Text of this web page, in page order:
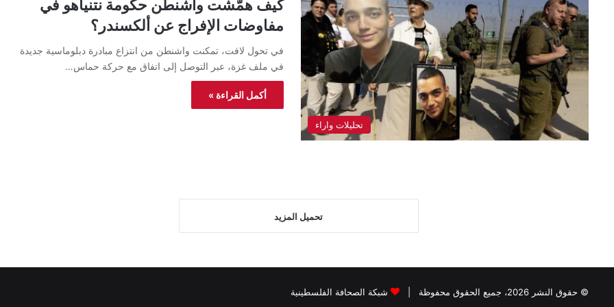
تحليلات واراء
كيف همّشت واشنطن حكومة نتنياهو في
مفاوضات الإفراج عن ألكسندر؟
في تحول لافت، تمكنت واشنطن من انتزاع مبادرة دبلوماسية جديدة
في ملف غزة، عبر التوصل إلى اتفاق مع حركة حماس…
أكمل القراءة »
تحميل المزيد
© حقوق النشر 2026، جميع الحقوق محفوظة | شبكة الصحافة الفلسطينية